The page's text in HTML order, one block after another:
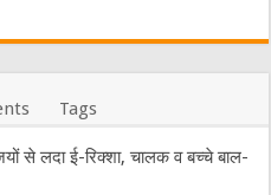
Tags
से लदा ई-रिक्शा, चालक व बच्चे बाल-